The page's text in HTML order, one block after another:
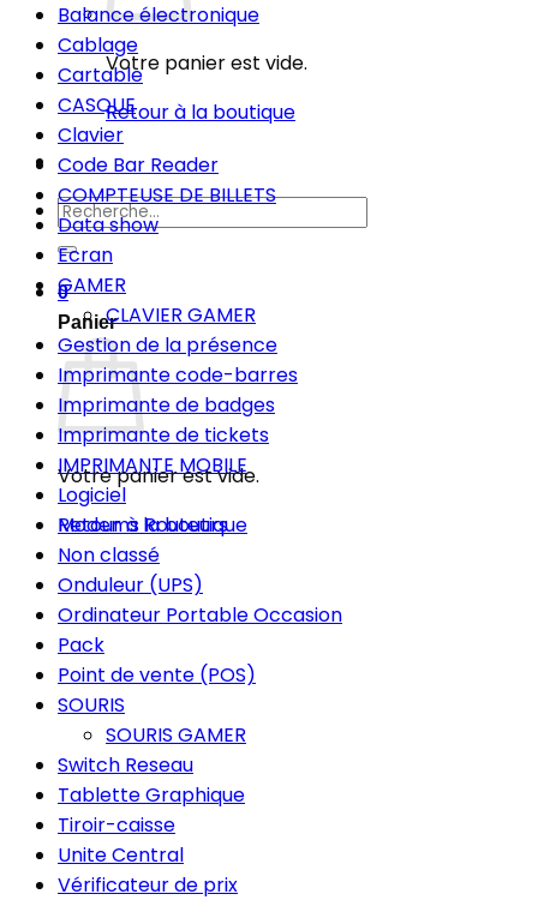
Votre panier est vide.
Retour à la boutique
Recherche
pour :
0
Panier
Votre panier est vide.
Retour à la boutique
Balance électronique
Cablage
Cartable
CASQUE
Clavier
Code Bar Reader
COMPTEUSE DE BILLETS
Data show
Ecran
GAMER
CLAVIER GAMER
Gestion de la présence
Imprimante code-barres
Imprimante de badges
Imprimante de tickets
IMPRIMANTE MOBILE
Logiciel
Modems Routeurs
Non classé
Onduleur (UPS)
Ordinateur Portable Occasion
Pack
Point de vente (POS)
SOURIS
SOURIS GAMER
Switch Reseau
Tablette Graphique
Tiroir-caisse
Unite Central
Vérificateur de prix